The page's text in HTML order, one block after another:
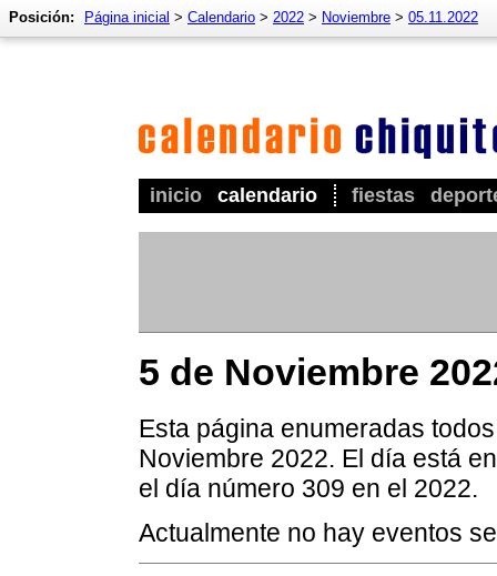
inicio calendario fiestas
Posición: Página inicial > Calendario > 2022 > Noviembre > 05.11.2022
5 de Noviembre
Esta página enumeradas
Noviembre 2022. El día está
el día número 309 en el 2022.
Actualmente no hay eventos